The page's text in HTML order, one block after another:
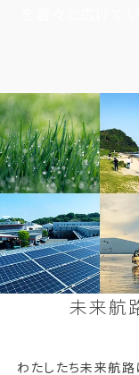
未来航
わたしたち未来航